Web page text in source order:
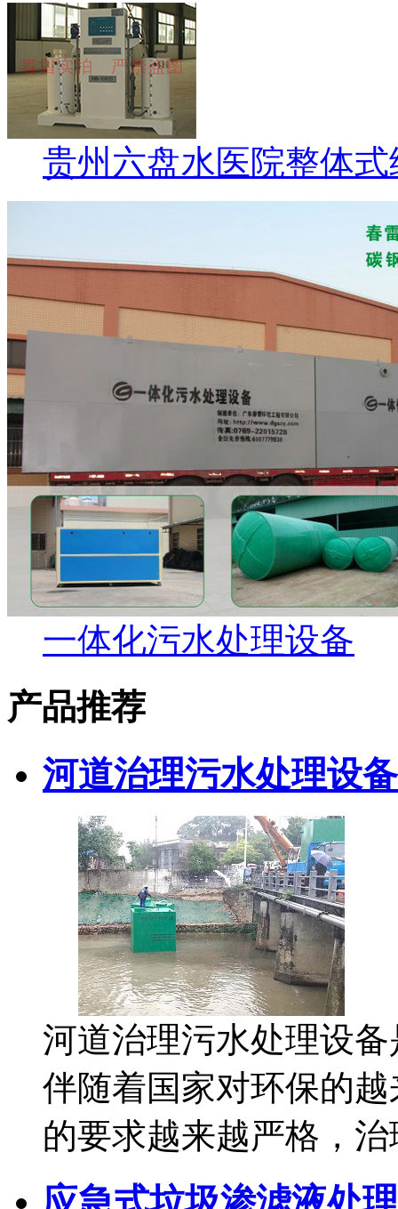
贵州六盘水医院整体
一体化污水处理设备
产品推荐
河道治理污水处理设备
河道治理污水处理设
伴随着国家对环保的
的要求越来越严格，